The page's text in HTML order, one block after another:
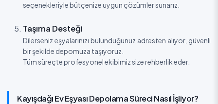
seçenekleriyle bütçenize uygun çözümler sunarız.
Taşıma Desteği
Dilerseniz eşyalarınızı bulunduğunuz adresten alıyor, güvenli
bir şekilde depomuza taşıyoruz.
Tüm süreçte profesyonel ekibimiz size rehberlik eder.
Kayışdağı Ev Eşyası Depolama Süreci Nasıl İşliyor?